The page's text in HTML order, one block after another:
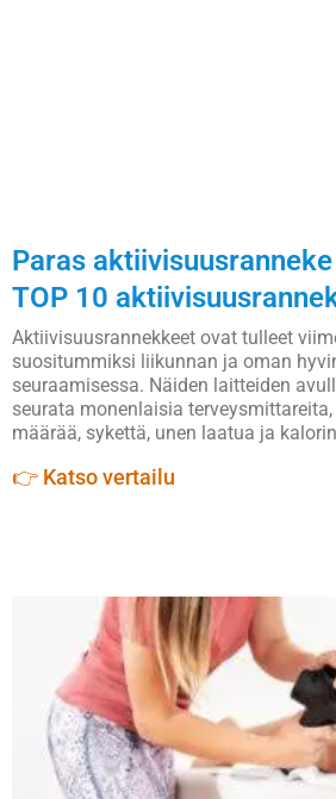
Paras
TOP 10
Aktiivisuusrannekkeet ovat tulleet
suositummiksi liikunnan ja oman
seuraamisessa. Näiden laitteiden
seurata monenlaisia
määrää, sykettä, unen laatua ja
👉 Katso vertailu